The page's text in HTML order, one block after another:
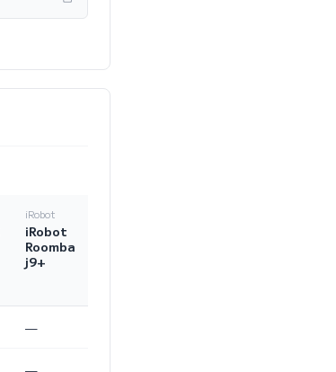
iRobot
iRobot
Roomba
j9+
—